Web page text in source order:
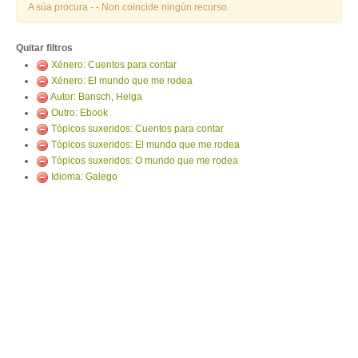
A súa procura - - Non coincide ningún recurso.
Quitar filtros
Xénero: Cuentos para contar
Xénero: El mundo que me rodea
Autor: Bansch, Helga
Outro: Ebook
Tópicos suxeridos: Cuentos para contar
Tópicos suxeridos: El mundo que me rodea
Tópicos suxeridos: O mundo que me rodea
Idioma: Galego